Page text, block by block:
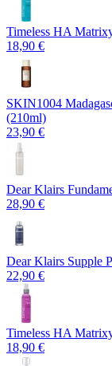
Timeless HA
18,90 €
SKIN1004
(210ml)
23,90 €
Dear Klairs
28,90 €
Dear Klairs Supple
22,90 €
Timeless HA
18,90 €